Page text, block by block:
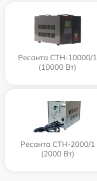
Ресанта СТН-10000/1
(10000 Вт)
Ресанта СТН-2000/1
(2000 Вт)